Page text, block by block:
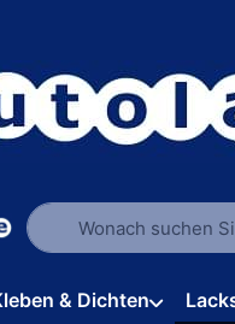
Geben Sie einen
& Dichten